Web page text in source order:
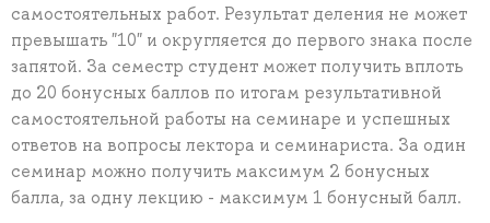
самостоятельных работ. Результат деления не может
превышать "10" и округляется до первого знака после
запятой. За семестр студент может получить вплоть
до 20 бонусных баллов по итогам результативной
самостоятельной работы на семинаре и успешных
ответов на вопросы лектора и семинариста. За один
семинар можно получить максимум 2 бонусных
балла, за одну лекцию - максимум 1 бонусный балл.